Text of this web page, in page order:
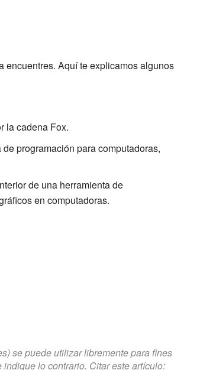
encuentres. Aquí te explicamos algunos
la cadena Fox.
programación para computadoras,
de una herramienta de
en computadoras.
se puede utilizar libremente para fines
lo contrario. Citar este artículo: